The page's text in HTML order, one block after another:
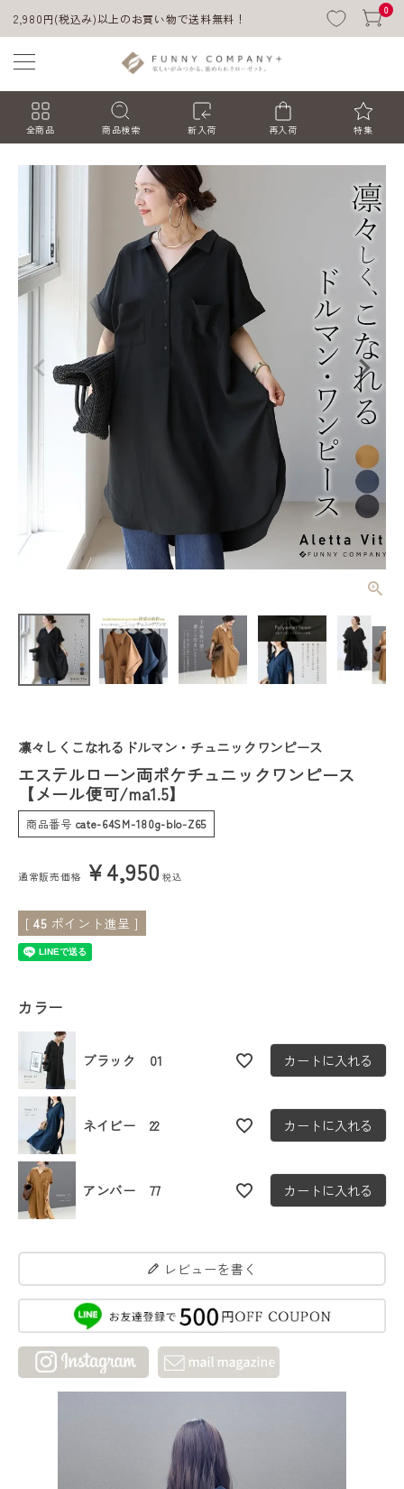
2,980円(税込み)以上のお買い物で送料無料！
0
全商品 商品検索 新入荷 再入荷 特集
ACCOUNT MENU
ようこそ ゲスト 様
ログイン
エステルロー
ン両ポケチュ
ル便可/ma1.
5】
ファッション雑貨
凛々しくこなれるドルマン・チュニックワンピース
エステルローン両ポケチュニックワンピース
【メール便可/ma1.5】
商品番号 cate-64SM-180g-blo-Z65
通常販売価格 ¥4,950 税込
[ 45 ポイント進呈 ]
カラー
ブラック 01 カートに入れる
ネイビー 22 カートに入れる
アンバー 77 カートに入れる
レビューを書く